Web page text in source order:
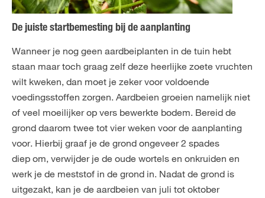
De juiste startbemesting bij de aanplanting
Wanneer je nog geen aardbeiplanten in de tuin hebt
staan maar toch graag zelf deze heerlijke zoete vruchten
wilt kweken, dan moet je zeker voor voldoende
voedingsstoffen zorgen. Aardbeien groeien namelijk niet
of veel moeilijker op vers bewerkte bodem. Bereid de
grond daarom twee tot vier weken voor de aanplanting
voor. Hierbij graaf je de grond ongeveer 2 spades
diep om, verwijder je de oude wortels en onkruiden en
werk je de meststof in de grond in. Nadat de grond is
uitgezakt, kan je de aardbeien van juli tot oktober